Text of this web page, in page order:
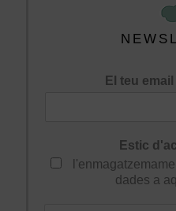
El teu
Estic
dades a